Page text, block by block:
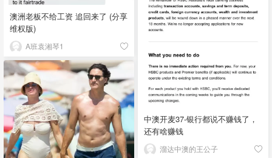
中澳开麦37-银行都说不赚钱了，
还有啥赚钱
溜达中澳的王公子
澳洲老板不给工资 追回来了 (分享
维权版)
A班袁湘琴1